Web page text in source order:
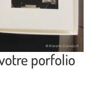
porfolio